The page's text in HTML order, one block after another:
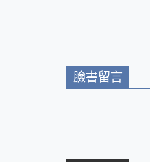
臉書留言